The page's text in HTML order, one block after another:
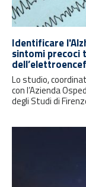
Identificare
sintomi precoci
Lo studio,
con l’Azienda
degli Studi di